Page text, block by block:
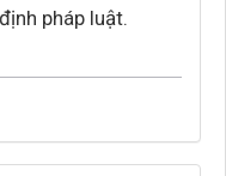
pháp luật.